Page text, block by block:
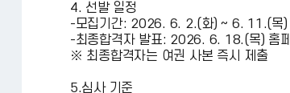
4. 선발 일정
-모집기간: 2026. 6. 2.(화) ~ 6. 11.(목)
-최종합격자 발표: 2026. 6. 18.(목) 홈
※ 최종합격자는 여권 사본 즉시 제출
5.심사 기준